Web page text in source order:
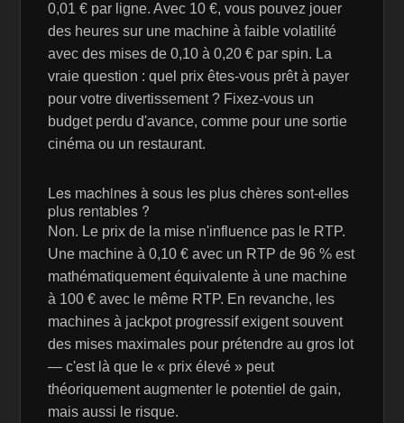
0,01 € par ligne. Avec 10 €, vous pouvez jouer
des heures sur une machine à faible volatilité
avec des mises de 0,10 à 0,20 € par spin. La
vraie question : quel prix êtes-vous prêt à payer
pour votre divertissement ? Fixez-vous un
budget perdu d'avance, comme pour une sortie
cinéma ou un restaurant.
Les machines à sous les plus chères sont-elles
plus rentables ?
Non. Le prix de la mise n'influence pas le RTP.
Une machine à 0,10 € avec un RTP de 96 % est
mathématiquement équivalente à une machine
à 100 € avec le même RTP. En revanche, les
machines à jackpot progressif exigent souvent
des mises maximales pour prétendre au gros lot
— c'est là que le « prix élevé » peut
théoriquement augmenter le potentiel de gain,
mais aussi le risque.